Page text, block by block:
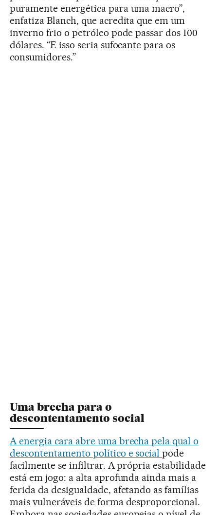
puramente energética para uma macro”,
enfatiza Blanch, que acredita que em um
inverno frio o petróleo pode passar dos 100
dólares. “E isso seria sufocante para os
consumidores.”
Uma brecha para o
descontentamento social
A energia cara abre uma brecha pela qual o
descontentamento político e socialpode
facilmente se infiltrar. A própria estabilidade
está em jogo: a alta aprofunda ainda mais a
ferida da desigualdade, afetando as famílias
mais vulneráveis de forma desproporcional.